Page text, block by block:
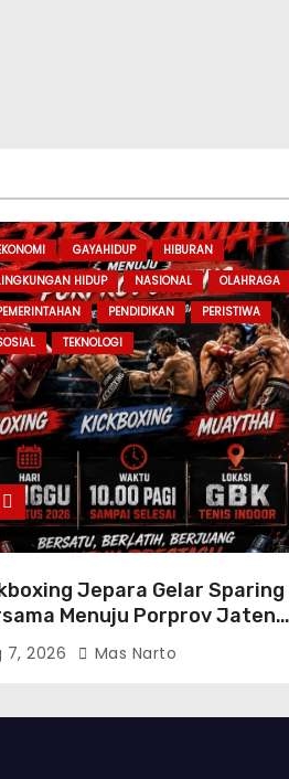
GAYAHIDUP
HIBURAN
HIDUP
NASIONAL
OLAHRAGA
PENDIDIKAN
PERISTIWA
TEKNOLOGI
Jepara Gelar Sparing
Menuju Porprov Jateng
Matangkan Fisik dan Teknik
7, 2026 Mas Narto